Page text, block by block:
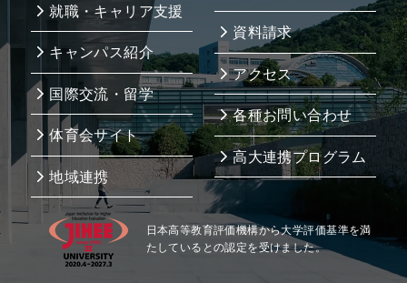
就職・キャリア支援
キャンパス紹介
国際交流・留学
体育会サイト
地域連携
資料請求
アクセス
各種お問い合わせ
高大連携プログラム
日本高等教育評価機構から大学評価基準を満
たしているとの認定を受けました。